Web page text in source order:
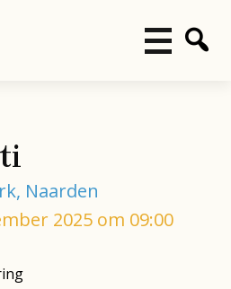
Naarden
2025 om 09:00